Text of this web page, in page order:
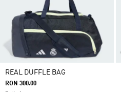
REAL DUFFLE BAG
RON 300.00